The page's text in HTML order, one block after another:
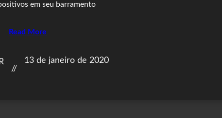
em seu barramento
Read More
//
13 de janeiro de 2020